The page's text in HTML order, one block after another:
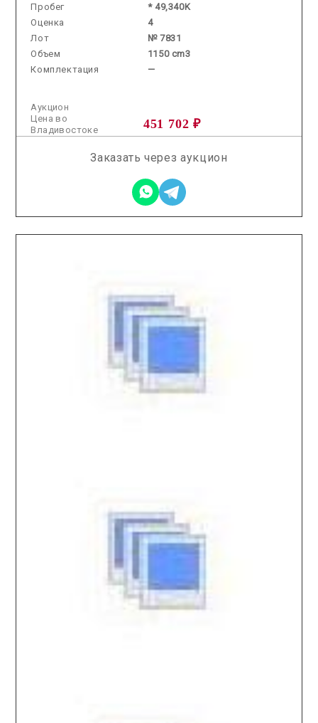
Пробег
* 49,340K
Оценка
4
Лот
№ 7831
Объем
1150 cm3
Комплектация
—
Аукцион
451 702 ₽
Цена во
Владивостоке
Заказать через аукцион